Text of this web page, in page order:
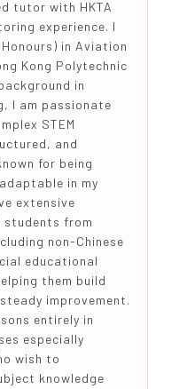
tutor with HKTA
experience. I
in Aviation
Kong Polytechnic
in
I am passionate
STEM
and
for being
in my
extensive
students from
non-Chinese
educational
them build
improvement.
entirely in
especially
wish to
knowledge